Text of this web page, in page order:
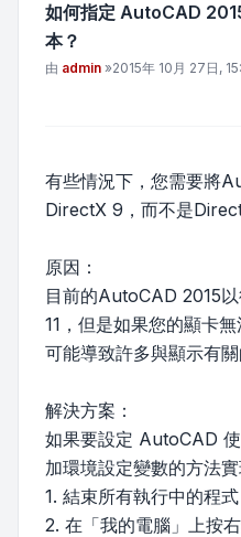
如何指定 AutoCAD
本？
文章
由 admin »2015年 10月 27日,
有些情況下，您需要將
DirectX 9，而不是
原因：
目前的AutoCAD 2015
11，但是如果您的顯卡
可能導致許多與顯示有關
解決方案：
如果要設定 AutoCAD
加環境設定變數的方法實
1. 結束所有執行中的程式
2. 在「我的電腦」上按